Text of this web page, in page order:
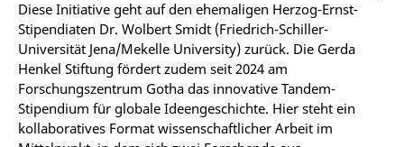
Diese Initiative geht auf den ehemaligen Herzog-Ernst-
Stipendiaten Dr. Wolbert Smidt (Friedrich-Schiller-
Universität Jena/Mekelle University) zurück. Die Gerda
Henkel Stiftung fördert zudem seit 2024 am
Forschungszentrum Gotha das innovative Tandem-
Stipendium für globale Ideengeschichte. Hier steht ein
kollaboratives Format wissenschaftlicher Arbeit im